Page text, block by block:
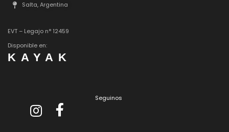
Salta, Argentina
EVT – Legajo n° 12459
Disponible en:
KAYAK
Seguinos